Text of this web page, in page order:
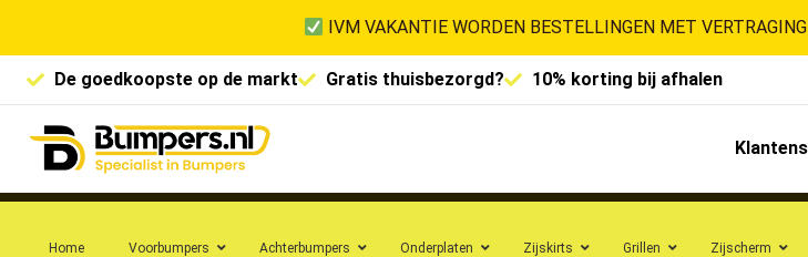
IVM VAKANTIE WORDEN BESTELLINGEN MET
De goedkoopste op de markt Gratis thuisbezorgd? 10% korting bij afhalen
Home Voorbumpers Achterbumpers Onderplaten Zijskirts Grillen Zijscherm